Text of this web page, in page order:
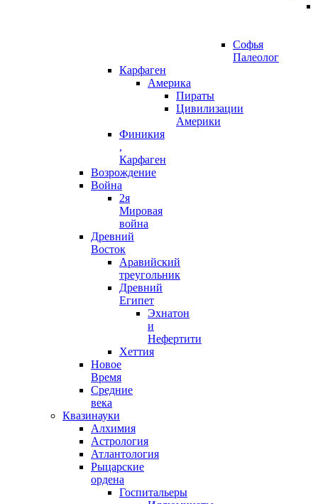
Софья
Палеолог
Карфаген
Америка
Пираты
Цивилизации
Америки
Финикия
,
Карфаген
Возрождение
Война
2я
Мировая
война
Древний
Восток
Аравийский
треугольник
Древний
Египет
Эхнатон
и
Нефертити
Хеттия
Новое
Время
Средние
века
Квазинауки
Алхимия
Астрология
Атлантология
Рыцарские
ордена
Госпитальеры